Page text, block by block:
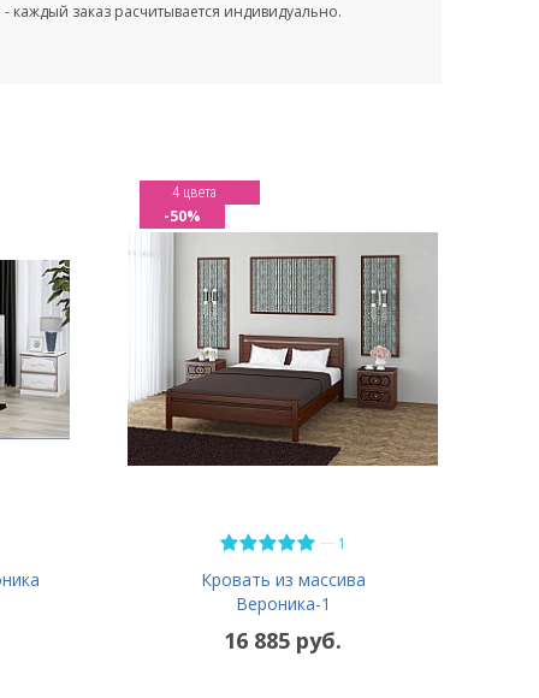
каждый заказ расчитывается индивидуально.
— 1
Кровать из массива
Вероника-1
4 цвета
16 885 руб.
-50%